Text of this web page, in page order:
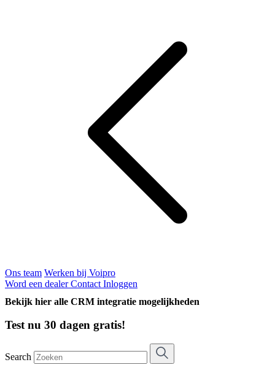
Ons team Werken bij Voipro
Word een dealerContact Inloggen
Bekijk hier alle CRM integratie mogelijkheden
Test nu 30 dagen gratis!
Search